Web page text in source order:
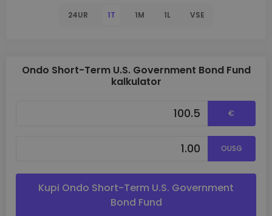
24UR 1T 1M 1L VSE
Ondo Short-Term U.S. Government Bond Fund
kalkulator
€
OUSG
Kupi Ondo Short-Term U.S. Government
Bond Fund